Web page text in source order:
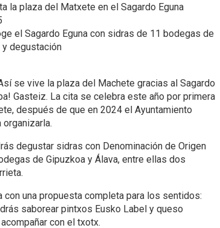
la plaza del Matxete en el Sagardo Eguna
el Sagardo Eguna con sidras de 11 bodegas de
y degustación
se vive la plaza del Machete gracias al Sagardo
Gasteiz. La cita se celebra este año por primera
después de que en 2024 el Ayuntamiento
degustar sidras con Denominación de Origen
de Gipuzkoa y Álava, entre ellas dos
con una propuesta completa para los sentidos:
saborear pintxos Eusko Label y queso
con el txotx.